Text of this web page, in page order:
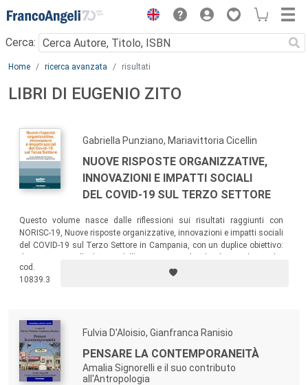
Menu
Cerca:
Main content
Home ricerca avanzata risultati
LIBRI DI EUGENIO ZITO
Gabriella Punziano, Mariavittoria Cicellin
NUOVE RISPOSTE ORGANIZZATIVE,
INNOVAZIONI E IMPATTI SOCIALI
DEL COVID-19 SUL TERZO SETTORE
Questo volume nasce dalle riflessioni sui risultati raggiunti con
NORISC-19, Nuove risposte organizzative, innovazioni e impatti sociali
del COVID-19 sul Terzo Settore in Campania, con un duplice obiettivo:
generato sul Terzo Settore; dall’altra, l’analisi delle risposte
organizzative e strategiche che gli Enti del Terzo Settore hanno messo
cod.
10839.3
Fulvia D'Aloisio, Gianfranca Ranisio
PENSARE LA CONTEMPORANEITÀ
Amalia Signorelli e il suo contributo
all'Antropologia